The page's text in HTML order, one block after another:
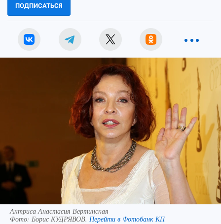
ПОДПИСАТЬСЯ
Актриса Анастасия Вертинская
Фото: Борис КУДРЯВОВ. Перейти в Фотобанк КП